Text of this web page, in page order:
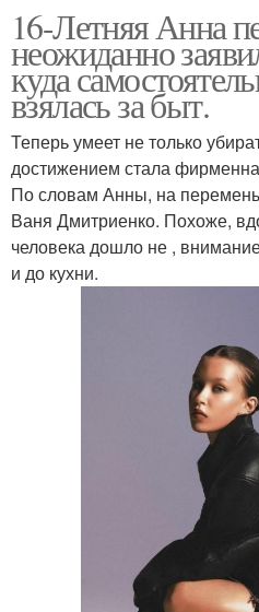
16-Летняя Анна
неожиданно
куда
взялась за быт.
Теперь умеет не только
достижением стала
По словам Анны, на
Ваня Дмитриенко. Похоже,
человека дошло не ,
и до кухни.